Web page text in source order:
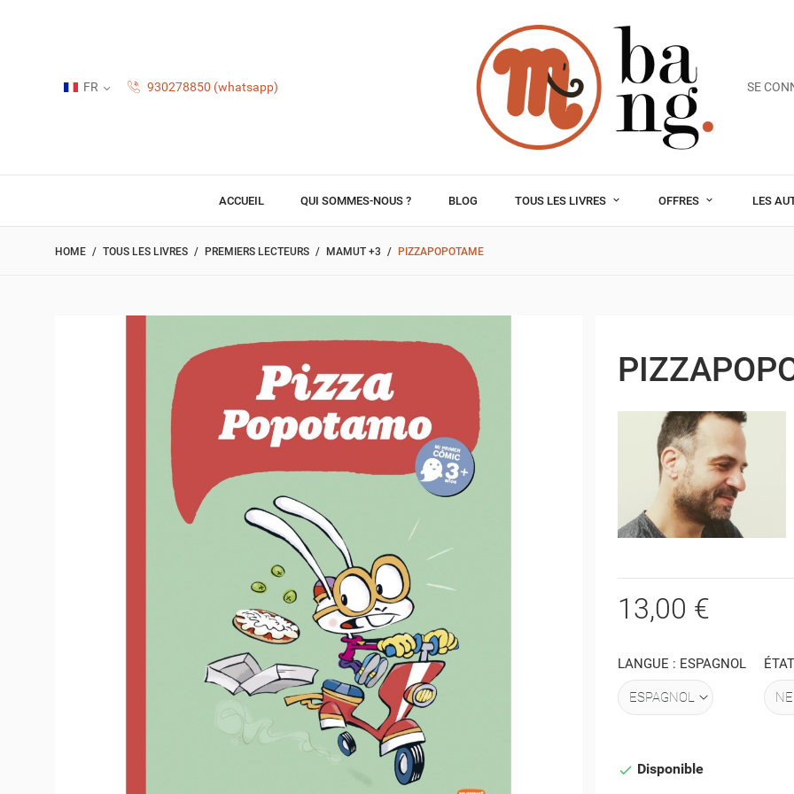
FR 930278850 (whatsapp) SE
ACCUEIL QUI SOMMES-NOUS ? BLOG TOUS LES LIVRES OFFRES LES
HOME TOUS LES LIVRES PREMIERS LECTEURS MAMUT +3 PIZZAPOPOTAME
13,00 €
LANGUE : ESPAGNOL
 Disponible